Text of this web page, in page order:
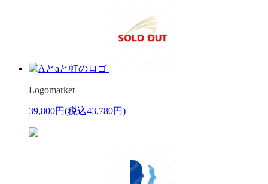
Logomarket
39,800円(税込43,780円)